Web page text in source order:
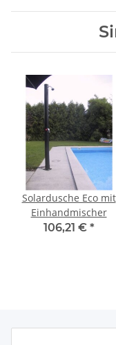
Solardusche Eco mit
Einhandmischer
106,21 € *